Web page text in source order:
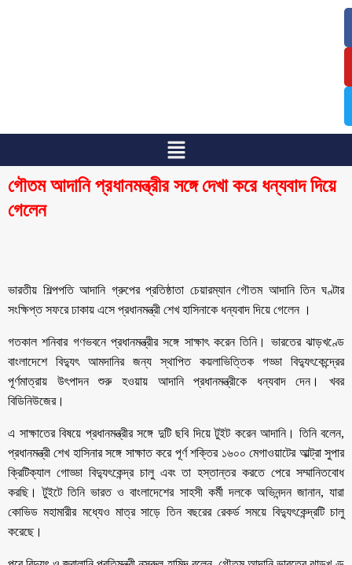
গৌতম আদানি প্রধানমন্ত্রীর সঙ্গে দেখা করে ধন্যবাদ দিয়ে
গেলেন
ভারতীয় শিল্পপতি আদানি গ্রুপের প্রতিষ্ঠাতা চেয়ারম্যান গৌতম আদানি তিন ঘণ্টার
সংক্ষিপ্ত সফরে ঢাকায় এসে প্রধানমন্ত্রী শেখ হাসিনাকে ধন্যবাদ দিয়ে গেলেন ।
গতকাল শনিবার গণভবনে প্রধানমন্ত্রীর সঙ্গে সাক্ষাৎ করেন তিনি। ভারতের ঝাড়খণ্ডে
বাংলাদেশে বিদ্যুৎ আমদানির জন্য স্থাপিত কয়লাভিত্তিক গড্ডা বিদ্যুৎকেন্দ্রের
পূর্ণমাত্রায় উৎপাদন শুরু হওয়ায় আদানি প্রধানমন্ত্রীকে ধন্যবাদ দেন। খবর
বিডিনিউজের।
এ সাক্ষাতের বিষয়ে প্রধানমন্ত্রীর সঙ্গে দুটি ছবি দিয়ে টুইট করেন আদানি। তিনি বলেন,
প্রধানমন্ত্রী শেখ হাসিনার সঙ্গে সাক্ষাত করে পূর্ণ শক্তির ১৬০০ মেগাওয়াটের আল্ট্রা সুপার
ক্রিটিক্যাল গোড্ডা বিদ্যুৎকেন্দ্র চালু এবং তা হস্তান্তর করতে পেরে সম্মানিতবোধ
করছি। টুইটে তিনি ভারত ও বাংলাদেশের সাহসী কর্মী দলকে অভিনন্দন জানান, যারা
কোভিড মহামারীর মধ্যেও মাত্র সাড়ে তিন বছরের রেকর্ড সময়ে বিদ্যুৎকেন্দ্রটি চালু
করেছে।